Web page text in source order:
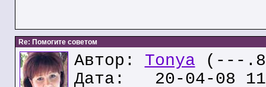
Re: Помогите советом
Автор: Tonya (---
Дата: 20-04-08